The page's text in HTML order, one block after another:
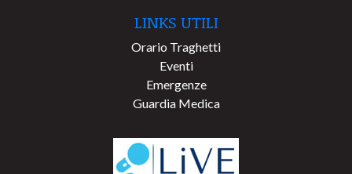
LINKS UTILI
Orario Traghetti
Eventi
Emergenze
Guardia Medica